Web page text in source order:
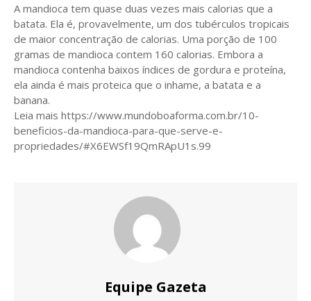
A mandioca tem quase duas vezes mais calorias que a
batata. Ela é, provavelmente, um dos tubérculos tropicais
de maior concentração de calorias. Uma porção de 100
gramas de mandioca contem 160 calorias. Embora a
mandioca contenha baixos índices de gordura e proteína,
ela ainda é mais proteica que o inhame, a batata e a
banana.
Leia mais https://www.mundoboaforma.com.br/10-
beneficios-da-mandioca-para-que-serve-e-
propriedades/#X6EWSf19QmRApU1s.99
Equipe Gazeta